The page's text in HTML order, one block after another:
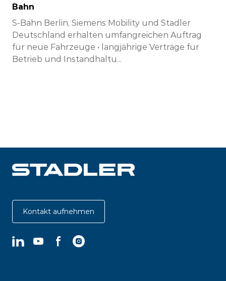
Bahn
S-Bahn Berlin, Siemens Mobility und Stadler
Deutschland erhalten umfangreichen Auftrag
für neue Fahrzeuge • langjährige Verträge für
Betrieb und Instandhaltu...
Kontakt aufnehmen
LinkedInYouTubeFacebookInstagram